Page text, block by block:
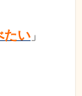
たい 」